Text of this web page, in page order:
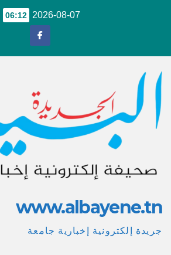
2026-08-07
06:12
www.albayene.tn
جريدة إلكترونية إخبارية جامعة